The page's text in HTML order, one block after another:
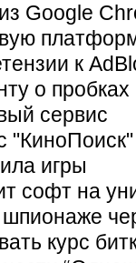
Google
к
о пробках
сервис
"КиноПоиск"
игры
софт на
курс